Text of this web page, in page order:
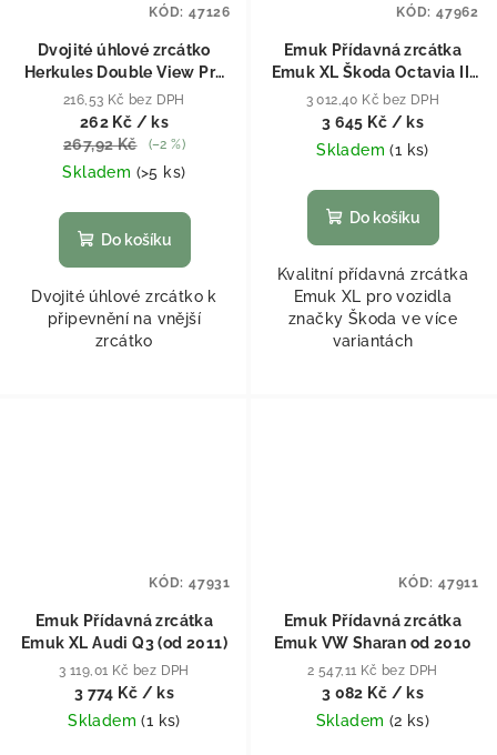
Dvojité úhlové zrcátko
Herkules Double View Pro
pravé vnější zrcátko
216,53 Kč bez DPH
262 Kč / ks
267,92 Kč
(–2 %)
Skladem (>5 ks)
Do košíku
Dvojité úhlové zrcátko k
připevnění na vnější
zrcátko
KÓD: 47126
Emuk Přídavná zrcátka
Emuk XL Škoda Octavia III
(od 02/2013)
3 012,40 Kč bez DPH
3 645 Kč / ks
Skladem(1 ks)
Do košíku
Kvalitní přídavná zrcátka
Emuk XL pro vozidla
značky Škoda ve více
variantách
KÓD: 47962
Emuk Přídavná zrcátka
Emuk XL Audi Q3 (od 2011)
3 119,01 Kč bez DPH
3 774 Kč / ks
Skladem(1 ks)
KÓD: 47931
Emuk Přídavná zrcátka
Emuk VW Sharan od 2010
2 547,11 Kč bez DPH
3 082 Kč / ks
Skladem (2 ks)
KÓD: 47911